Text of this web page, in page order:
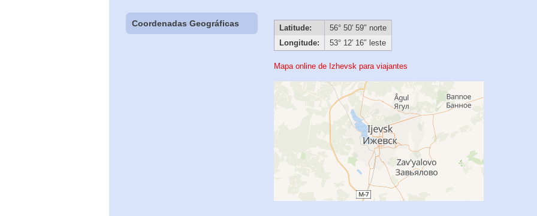
Coordenadas Geográficas Latitude:
56° 50′ 59″ norte
Longitude:
53° 12′ 16″ leste
Mapa online de Izhevsk para viajantes